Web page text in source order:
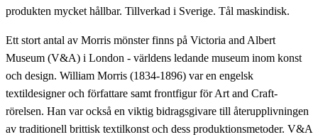
produkten mycket hållbar. Tillverkad i Sverige. Tål maskindisk.
Ett stort antal av Morris mönster finns på Victoria and Albert
Museum (V&A) i London - världens ledande museum inom konst
och design. William Morris (1834-1896) var en engelsk
textildesigner och författare samt frontfigur för Art and Craft-
rörelsen. Han var också en viktig bidragsgivare till återupplivningen
av traditionell brittisk textilkonst och dess produktionsmetoder. V&A